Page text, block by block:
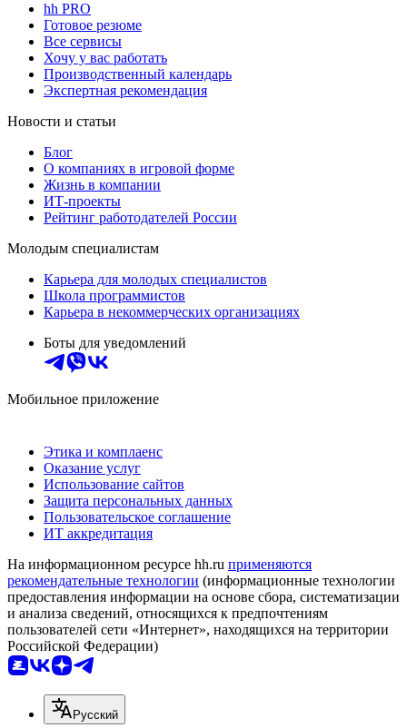
hh PRO
Готовое резюме
Все сервисы
Хочу у вас работать
Производственный календарь
Экспертная рекомендация
Новости и статьи
Блог
О компаниях в игровой форме
Жизнь в компании
ИТ-проекты
Рейтинг работодателей России
Молодым специалистам
Карьера для молодых специалистов
Школа программистов
Карьера в некоммерческих организациях
Боты для уведомлений
Мобильное приложение
Этика и комплаенс
Оказание услуг
Использование сайтов
Защита персональных данных
Пользовательское соглашение
ИТ аккредитация
На информационном ресурсе hh.ru применяются
рекомендательные технологии (информационные технологии
предоставления информации на основе сбора, систематизации
и анализа сведений, относящихся к предпочтениям
пользователей сети «Интернет», находящихся на территории
Российской Федерации)
Русский